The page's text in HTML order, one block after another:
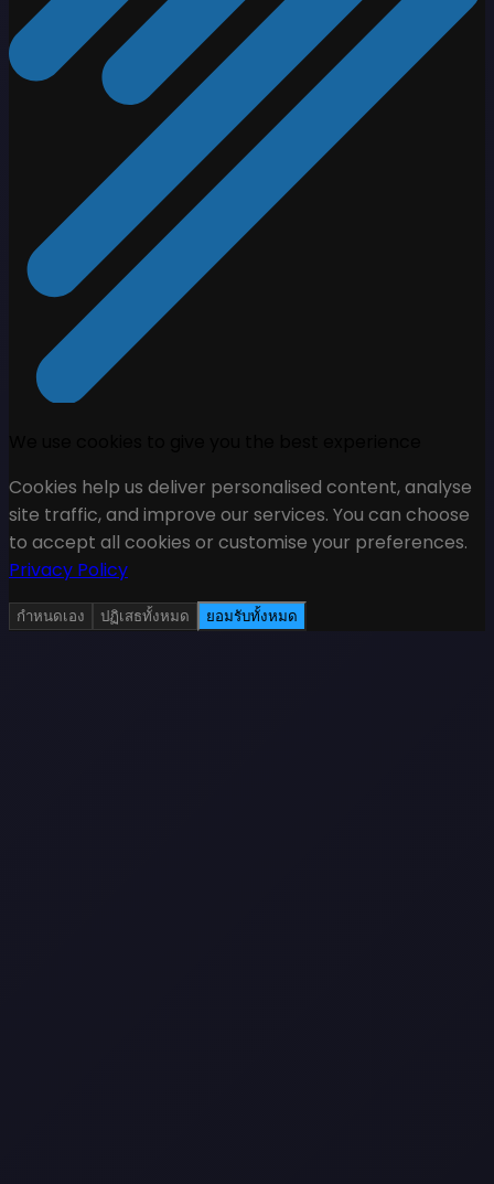
Cookies help us deliver personalised content, analyse
site traffic, and improve our services. You can choose
to accept all cookies or customise your preferences.
Privacy Policy
กำหนดเอง ปฏิเสธทั้งหมด ยอมรับทั้งหมด